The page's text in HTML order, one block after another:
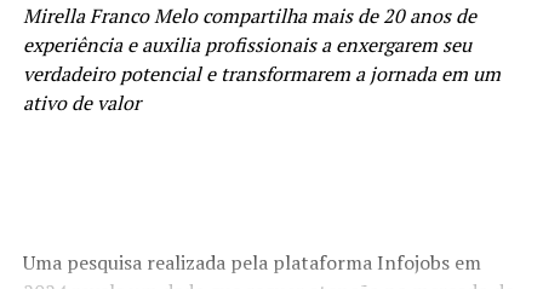
Paulo Junior Machado
Standing in the way
Mirella Franco Melo compartilha mais de 20 anos de
experiência e auxilia profissionais a enxergarem seu
verdadeiro potencial e transformarem a jornada em um
ativo de valor
Uma pesquisa realizada pela plataforma Infojobs em